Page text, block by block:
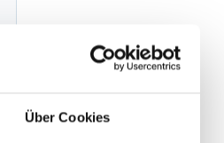
Über Cookies